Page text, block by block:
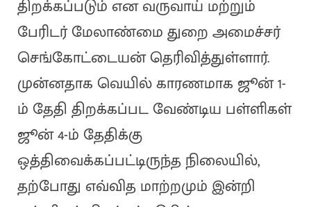
திறக்கப்படும் என வருவாய் மற்றும்
பேரிடர் மேலாண்மை துறை அமைச்சர்
செங்கோட்டையன் தெரிவித்துள்ளார்.
முன்னதாக வெயில் காரணமாக ஜூன் 1-
ம் தேதி திறக்கப்பட வேண்டிய பள்ளிகள்
ஜூன் 4-ம் தேதிக்கு
ஒத்திவைக்கப்பட்டிருந்த நிலையில்,
தற்போது எவ்வித மாற்றமும் இன்றி